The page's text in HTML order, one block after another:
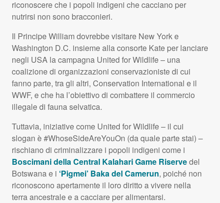
riconoscere che i popoli indigeni che cacciano per
nutrirsi non sono bracconieri.
Il Principe William dovrebbe visitare New York e
Washington D.C. insieme alla consorte Kate per lanciare
negli USA la campagna United for Wildlife – una
coalizione di organizzazioni conservazioniste di cui
fanno parte, tra gli altri, Conservation International e il
WWF, e che ha l’obiettivo di combattere il commercio
illegale di fauna selvatica.
Tuttavia, iniziative come United for Wildlife – il cui
slogan è #WhoseSideAreYouOn (da quale parte stai) –
rischiano di criminalizzare i popoli indigeni come i
Boscimani della Central Kalahari Game Riservedel
Botswana e i ‘Pigmei’ Baka del Camerun, poiché non
riconoscono apertamente il loro diritto a vivere nella
terra ancestrale e a cacciare per alimentarsi.